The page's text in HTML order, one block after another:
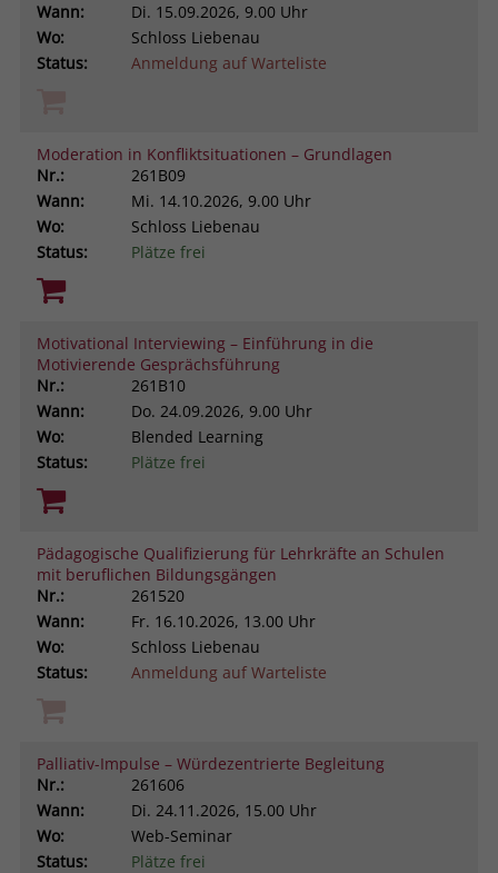
Wann:
Di. 15.09.2026, 9.00 Uhr
Wo:
Schloss Liebenau
Status:
Anmeldung auf Warteliste
Moderation in Konfliktsituationen – Grundlagen
Nr.:
261B09
Wann:
Mi. 14.10.2026, 9.00 Uhr
Wo:
Schloss Liebenau
Status:
Plätze frei
Motivational Interviewing – Einführung in die
Motivierende Gesprächsführung
Nr.:
261B10
Wann:
Do. 24.09.2026, 9.00 Uhr
Wo:
Blended Learning
Status:
Plätze frei
Pädagogische Qualifizierung für Lehrkräfte an Schulen
mit beruflichen Bildungsgängen
Nr.:
261520
Wann:
Fr. 16.10.2026, 13.00 Uhr
Wo:
Schloss Liebenau
Status:
Anmeldung auf Warteliste
Palliativ-Impulse – Würdezentrierte Begleitung
Nr.:
261606
Wann:
Di. 24.11.2026, 15.00 Uhr
Wo:
Web-Seminar
Status:
Plätze frei